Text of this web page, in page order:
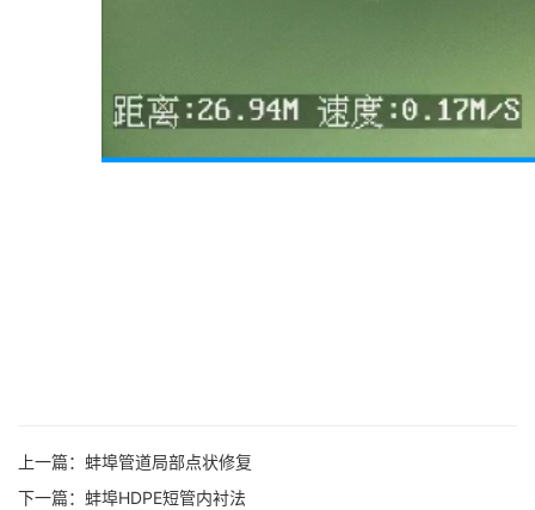
上一篇： 蚌埠管道局部点状修复
下一篇： 蚌埠HDPE短管内衬法